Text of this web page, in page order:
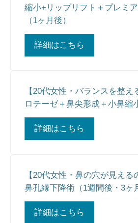
縮小+リップリフト＋プレミ
（1ヶ月後）
詳細はこちら
【20代女性・バランスを整
ロテーゼ＋鼻尖形成＋小鼻縮
詳細はこちら
【20代女性・鼻の穴が見える
鼻孔縁下降術（1週間後・3ヶ
詳細はこちら